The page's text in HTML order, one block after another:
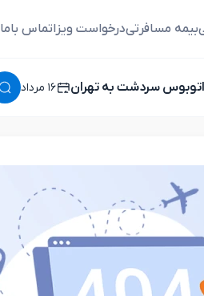
بیمه مسافرتیدرخواست ویزاتماس باما
اتوبوس سردشت به تهران ١٦ مرداد